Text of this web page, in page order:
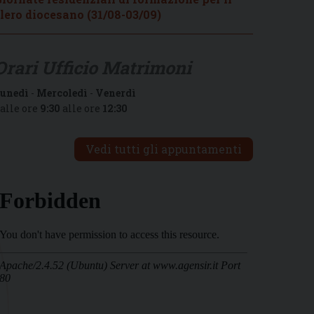
diocesano (31/08-03/09)
- Mercoledì - Venerdì
ore 9:30 alle ore 12:30
Vedi tutti gli appuntamenti